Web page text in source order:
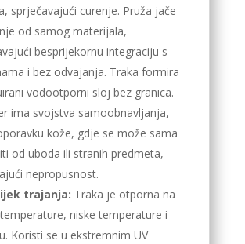
sprječavajući curenje. Pruža jače
od samog materijala,
besprijekornu integraciju s
i bez odvajanja. Traka formira
vodootporni sloj bez granica.
ima svojstva samoobnavljanja,
kože, gdje se može sama
od uboda ili stranih predmeta,
nepropusnost.
trajanja: Traka je otporna na
niske temperature i
Koristi se u ekstremnim UV